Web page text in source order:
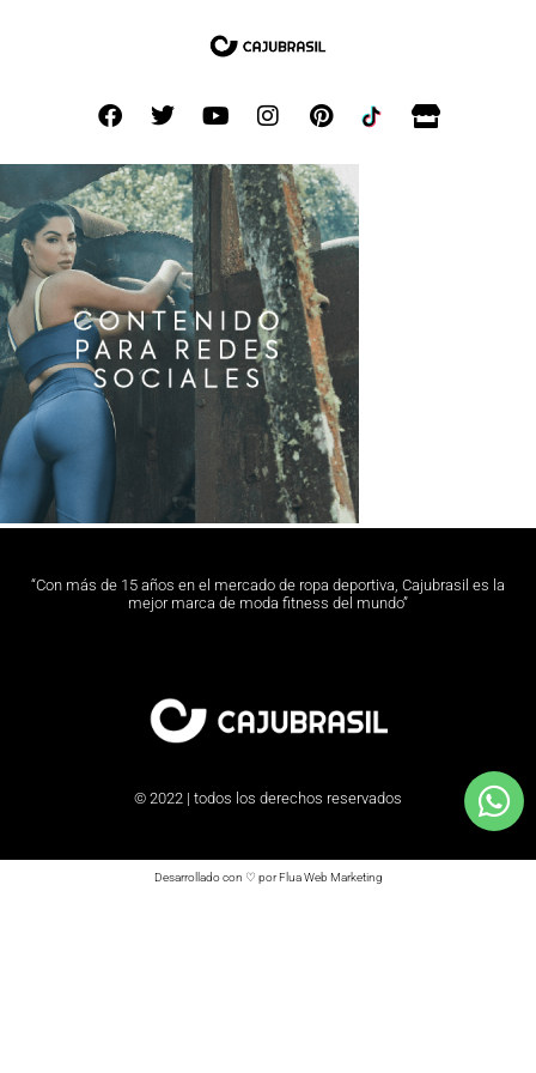
“Con más de 15 años en el mercado de ropa deportiva, Cajubrasil es la
mejor marca de moda fitness del mundo”
© 2022 | todos los derechos reservados
Desarrollado con ♡ por Flua Web Marketing